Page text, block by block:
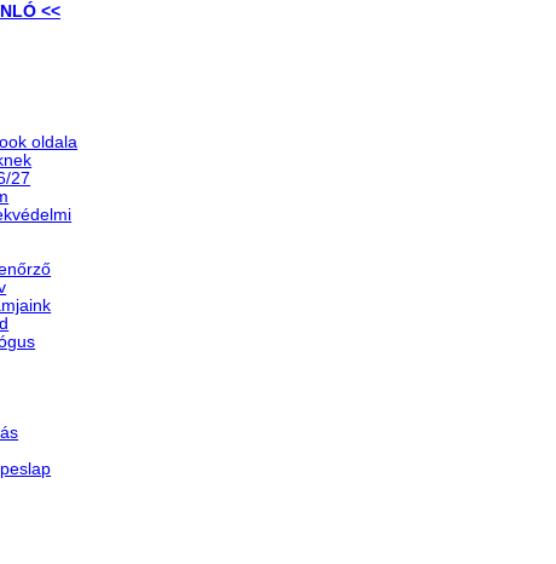
<<
oldala
27